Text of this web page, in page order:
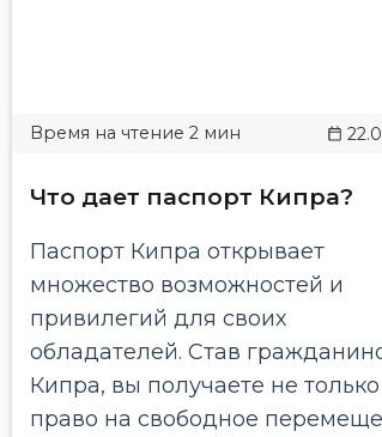
Что дает паспорт Кипра?
Паспорт Кипра открывает
множество возможностей и
привилегий для своих
обладателей. Став
Кипра, вы получаете не только
право на свободное